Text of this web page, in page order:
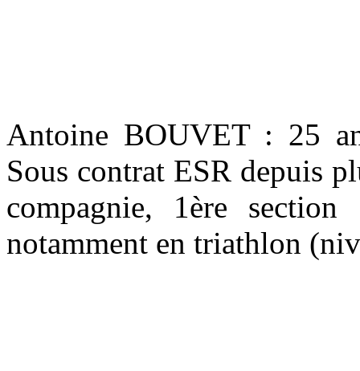
Antoine BOUVET : 25
Sous contrat ESR depuis
compagnie, 1ère
notamment en triathlon